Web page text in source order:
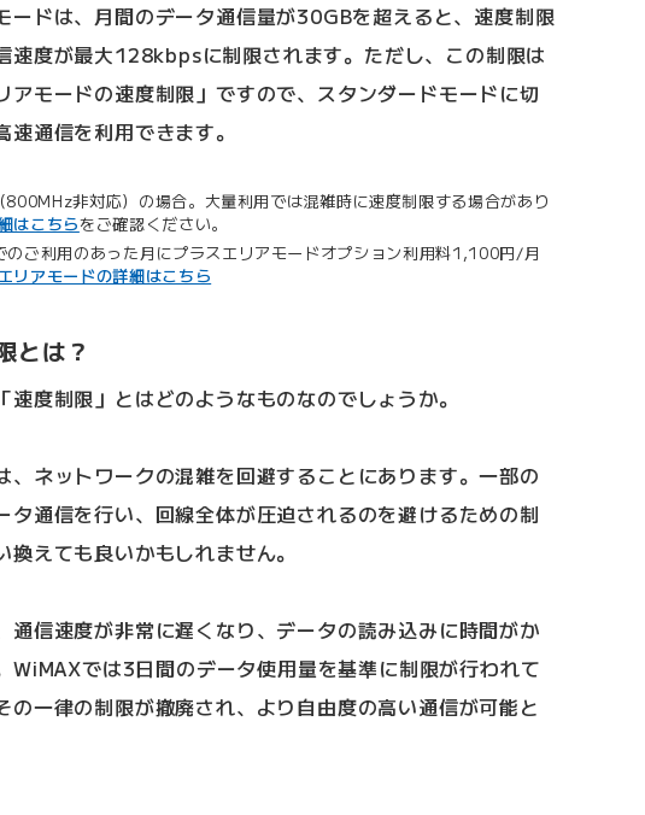
ードは、月間のデータ通信量が30GBを超えると、速度制限
速度が最大128kbpsに制限されます。ただし、この制限は
アモードの速度制限」ですので、スタンダードモードに切
通信を利用できます。
800MHz非対応）の場合。大量利用では混雑時に速度制限する場合があり
はこちらをご確認ください。
のご利用のあった月にプラスエリアモードオプション利用料1,100円/月
リアモードの詳細はこちら
とは？
速度制限」とはどのようなものなのでしょうか。
、ネットワークの混雑を回避することにあります。一部の
タ通信を行い、回線全体が圧迫されるのを避けるための制
えても良いかもしれません。
通信速度が非常に遅くなり、データの読み込みに時間がか
WiMAXでは3日間のデータ使用量を基準に制限が行われて
の一律の制限が撤廃され、より自由度の高い通信が可能と